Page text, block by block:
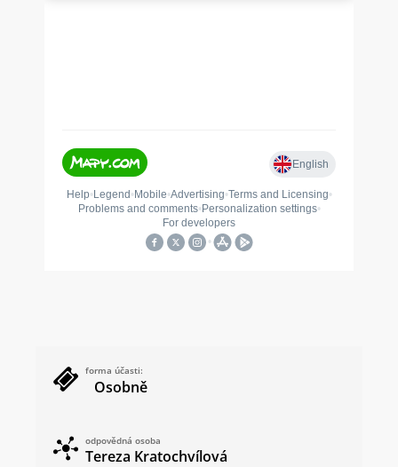
forma účasti:
Osobně
odpovědná osoba
Tereza Kratochvílová